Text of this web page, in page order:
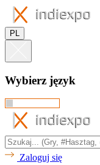
PL
Wybierz język
Zaloguj się